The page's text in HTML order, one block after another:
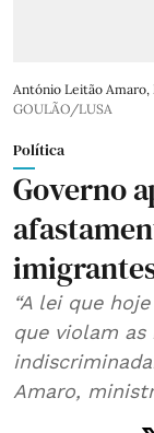
António Leitão
GOULÃO/LUSA
Política
Governo
“A lei que
que violam as
Amaro,